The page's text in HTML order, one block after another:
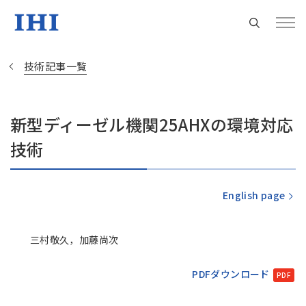
Change
地域統括拠点ウェブサイト
技術記事一覧
新型ディーゼル機関25AHXの環境対応
技術
English page
三村敬久，加藤尚次
PDFダウンロード